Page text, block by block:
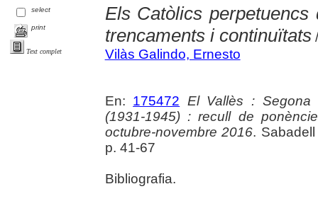
select
print
Text complet
Els Catòlics
trencaments i continuïtats/
Vilàs Galindo, Ernesto
En: 175472 El Vallès : Segona
(1931-1945) : recull de
octubre-novembre 2016.
p. 41-67
Bibliografia.